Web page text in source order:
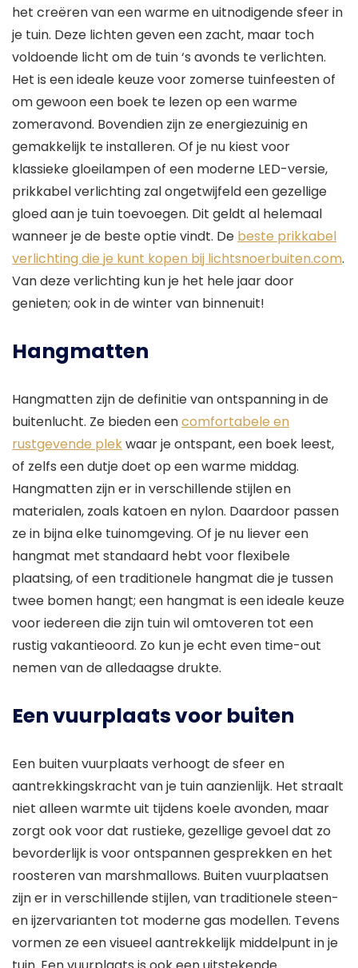
het creëren van een warme en uitnodigende sfeer in
je tuin. Deze lichten geven een zacht, maar toch
voldoende licht om de tuin ‘s avonds te verlichten.
Het is een ideale keuze voor zomerse tuinfeesten of
om gewoon een boek te lezen op een warme
zomeravond. Bovendien zijn ze energiezuinig en
gemakkelijk te installeren. Of je nu kiest voor
klassieke gloeilampen of een moderne LED-versie,
prikkabel verlichting zal ongetwijfeld een gezellige
gloed aan je tuin toevoegen. Dit geldt al helemaal
wanneer je de beste optie vindt. De beste prikkabel
verlichting die je kunt kopen bij lichtsnoerbuiten.com.
Van deze verlichting kun je het hele jaar door
genieten; ook in de winter van binnenuit!
Hangmatten
Hangmatten zijn de definitie van ontspanning in de
buitenlucht. Ze bieden eencomfortabele en
rustgevende plekwaar je ontspant, een boek leest,
of zelfs een dutje doet op een warme middag.
Hangmatten zijn er in verschillende stijlen en
materialen, zoals katoen en nylon. Daardoor passen
ze in bijna elke tuinomgeving. Of je nu liever een
hangmat met standaard hebt voor flexibele
plaatsing, of een traditionele hangmat die je tussen
twee bomen hangt; een hangmat is een ideale keuze
voor iedereen die zijn tuin wil omtoveren tot een
rustig vakantieoord. Zo kun je echt even time-out
nemen van de alledaagse drukte.
Een vuurplaats voor buiten
Een buiten vuurplaats verhoogt de sfeer en
aantrekkingskracht van je tuin aanzienlijk. Het straalt
niet alleen warmte uit tijdens koele avonden, maar
zorgt ook voor dat rustieke, gezellige gevoel dat zo
bevorderlijk is voor ontspannen gesprekken en het
roosteren van marshmallows. Buiten vuurplaatsen
zijn er in verschillende stijlen, van traditionele steen-
en ijzervarianten tot moderne gas modellen. Tevens
vormen ze een visueel aantrekkelijk middelpunt in je